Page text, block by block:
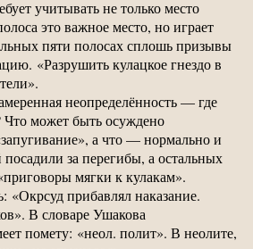
учитывать не только место
это важное место, но играет
пяти полосах сплошь призывы
«Разрушить кулацкое гнездо в
неопределённость — где
Что может быть осуждено
а что — нормально и
за перегибы, а остальных
мягки к кулакам».
«Окрсуд прибавлял наказание.
В словаре Ушакова
помету: «неол. полит». В неолите,